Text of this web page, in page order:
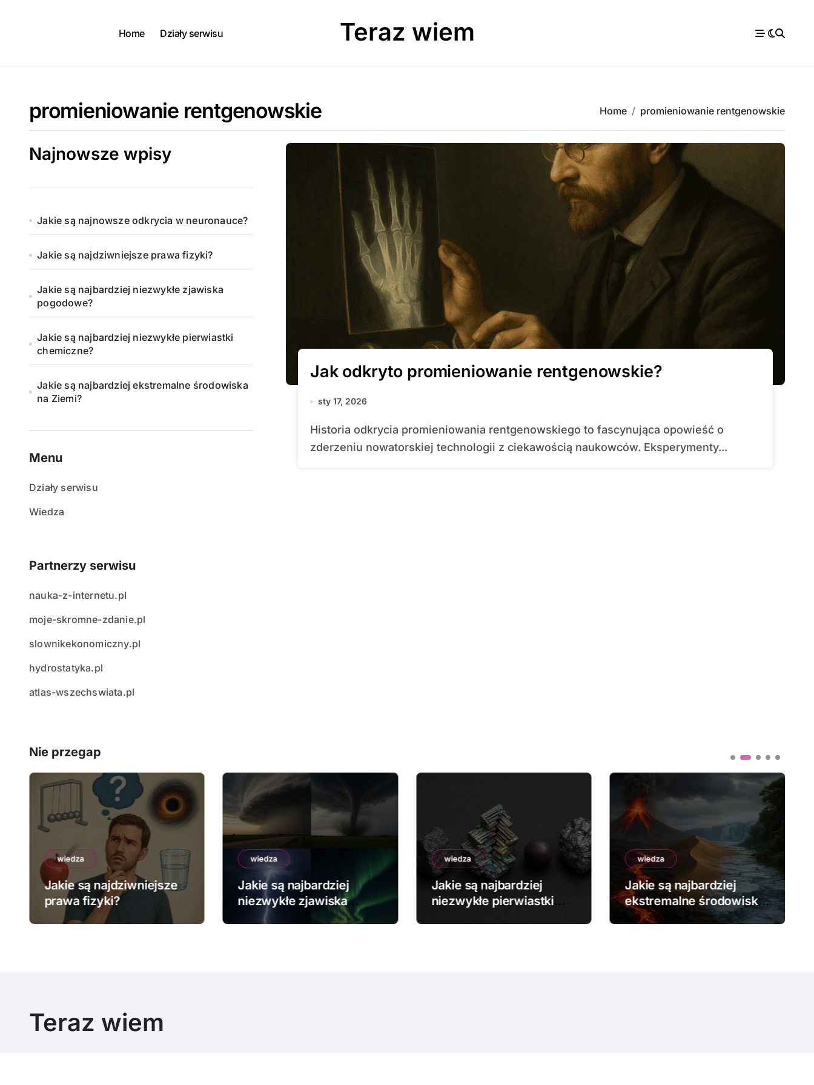
Home Działy serwisu Teraz wiem
promieniowanie rentgenowskie Home promieniowanie rentgenowskie
Najnowsze wpisy
Jakie są najnowsze odkrycia w neuronauce?
Jakie są najdziwniejsze prawa fizyki?
Jakie są najbardziej niezwykłe zjawiska
pogodowe?
Jakie są najbardziej niezwykłe pierwiastki
chemiczne?
Jakie są najbardziej ekstremalne środowiska
na Ziemi?
Menu
Działy serwisu
Wiedza
Partnerzy serwisu
nauka-z-internetu.pl
moje-skromne-zdanie.pl
slownikekonomiczny.pl
hydrostatyka.pl
atlas-wszechswiata.pl
Jak odkryto promieniowanie rentgenowskie?
sty 17, 2026
Historia odkrycia promieniowania rentgenowskiego to fascynująca opowieść o
zderzeniu nowatorskiej technologii z ciekawością naukowców. Eksperymenty...
Nie przegap
wiedza
Jakie są najdziwniejsze
prawa fizyki?
wiedza
Jakie są najbardziej
niezwykłe zjawiska
pogodowe?
wiedza
Jakie są najbardziej
niezwykłe pierwiastki
wiedza
Jakie są najbardziej
ekstremalne środowiska
na Ziemi?
Teraz wiem